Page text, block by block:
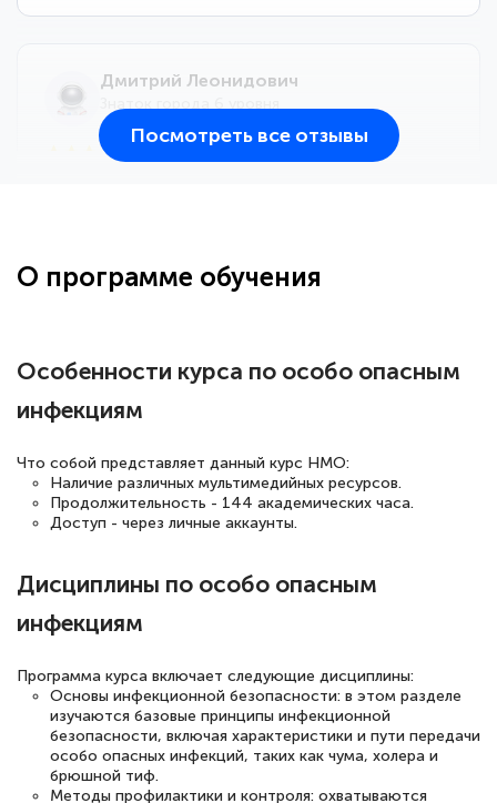
Дмитрий Леонидович
большое количество методических
Знаток города 5 уровня
18 марта 2026
повышения квалификации "Эксперт ЕГЭ по
русскому языку и литературе". Много
подготовиться к тестированию. Это
книги, методические рекомендации,
статьи. Времени на подготовку
достаточно. Курс помогает пройти
Посмотреть все отзывы
О программе обучения
Особенности курса по особо опасным
инфекциям
Что собой представляет данный курс НМО:
Наличие различных мультимедийных ресурсов.
Продолжительность - 144 академических часа.
Доступ - через личные аккаунты.
Дисциплины по особо опасным
инфекциям
Программа курса включает следующие дисциплины:
Основы инфекционной безопасности: в этом разделе
изучаются базовые принципы инфекционной
безопасности, включая характеристики и пути передачи
особо опасных инфекций, таких как чума, холера и
брюшной тиф.
Методы профилактики и контроля: охватываются